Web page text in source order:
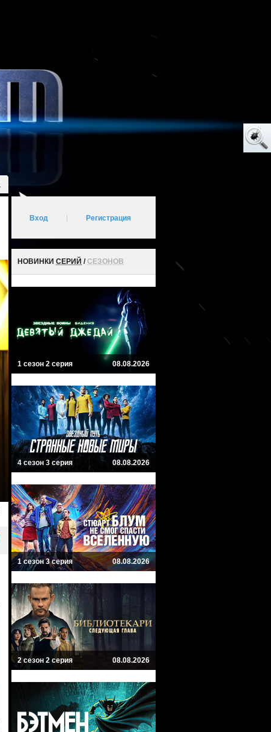
Вход Регистрация
НОВИНКИ СЕРИЙ /СЕЗОНОВ
1 сезон 2 серия 08.08.2026
4 сезон 3 серия 08.08.2026
1 сезон 3 серия 08.08.2026
2 сезон 2 серия 08.08.2026